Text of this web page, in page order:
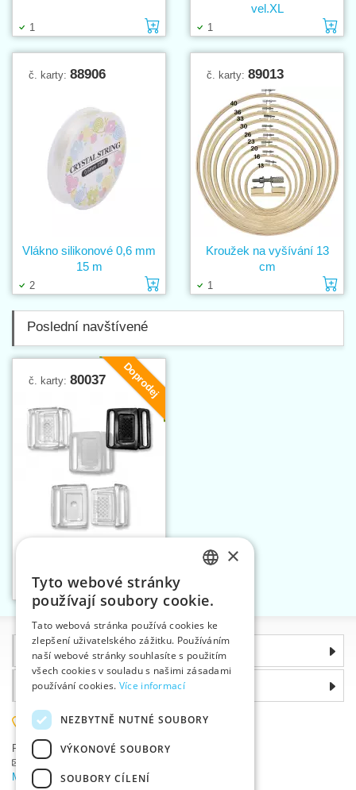
1 Vložit do košíku
1
vel.XL
č. karty: 88906
2 Vložit do košíku
Vlákno silikonové 0,6 mm
15 m
č. karty: 89013
1
Kroužek na vyšívání 13
cm
Poslední navštívené
Doprodej
č. karty: 80037
Vložit do košíku
Informace
Proč si zvolit právě nás
585 051 217
Plzeňská 868, 783 91 Uničov, Česká republika
Položit dotaz
Máte problémy s přihlášením ?
ENGLISH
GERMAN
×
Tyto webové stránky
používají soubory cookie.
Tato webová stránka používá cookies ke
zlepšení uživatelského zážitku. Používáním
naší webové stránky souhlasíte s použitím
všech cookies v souladu s našimi zásadami
používání cookies. Více informací
NEZBYTNĚ NUTNÉ SOUBORY
VÝKONOVÉ SOUBORY
SOUBORY CÍLENÍ